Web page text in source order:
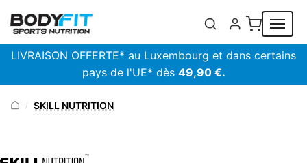
LIVRAISON OFFERTE* au Luxembourg et dans certains
pays de l'UE* dès 49,90 €.
/ SKILL NUTRITION